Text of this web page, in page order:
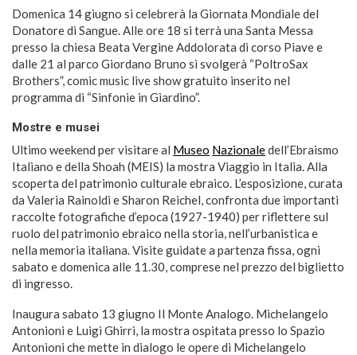
Domenica 14 giugno si celebrerà la Giornata Mondiale del
Donatore di Sangue. Alle ore 18 si terrà una Santa Messa
presso la chiesa Beata Vergine Addolorata di corso Piave e
dalle 21 al parco Giordano Bruno si svolgerà “PoltroSax
Brothers”, comic music live show gratuito inserito nel
programma di “Sinfonie in Giardino”.
Mostre e musei
Ultimo weekend per visitare al Museo Nazionaledell’Ebraismo
Italiano e della Shoah (MEIS) la mostra Viaggio in Italia. Alla
scoperta del patrimonio culturale ebraico. L’esposizione, curata
da Valeria Rainoldi e Sharon Reichel, confronta due importanti
raccolte fotografiche d’epoca (1927-1940) per riflettere sul
ruolo del patrimonio ebraico nella storia, nell’urbanistica e
nella memoria italiana. Visite guidate a partenza fissa, ogni
sabato e domenica alle 11.30, comprese nel prezzo del biglietto
di ingresso.
Inaugura sabato 13 giugno Il Monte Analogo. Michelangelo
Antonioni e Luigi Ghirri, la mostra ospitata presso lo Spazio
Antonioni che mette in dialogo le opere di Michelangelo